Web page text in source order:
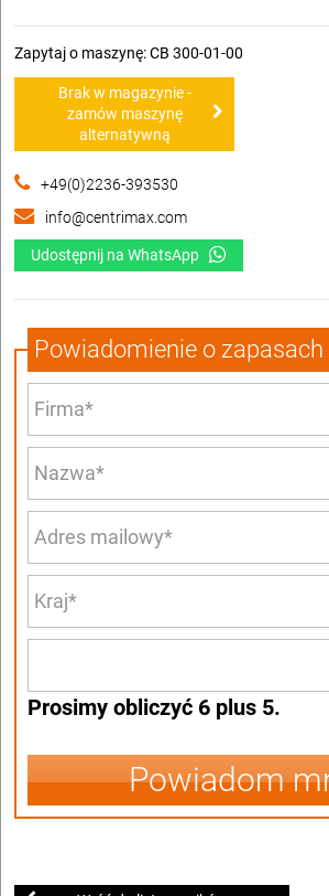
Zapytaj o maszynę: CB 300-01-00
Brak w magazynie -
zamów maszynę
alternatywną
+49(0)2236-393530
info@centrimax.com
Udostępnij na WhatsApp
Powiadomienie o zapasach
Prosimy obliczyć 6 plus 5.
Powiadom